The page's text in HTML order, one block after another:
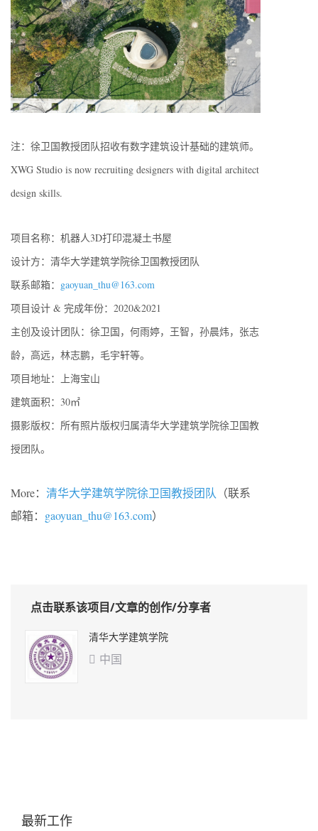
注：徐卫国教授团队招收有数字建筑设计基础的建筑师。
XWG Studio is now recruiting designers with digital architect
design skills.
项目名称：机器人3D打印混凝土书屋
设计方：清华大学建筑学院徐卫国教授团队
联系邮箱： gaoyuan_thu@163.com
项目设计 & 完成年份：2020&2021
主创及设计团队：徐卫国，何雨婷，王智，孙晨炜，张志
龄，高远，林志鹏，毛宇轩等。
项目地址：上海宝山
建筑面积：30㎡
摄影版权：所有照片版权归属清华大学建筑学院徐卫国教
授团队。
More： 清华大学建筑学院徐卫国教授团队 （联系
邮箱： gaoyuan_thu@163.com）
点击联系该项目/文章的创作/分享者
清华大学建筑学院
 中国
最新工作